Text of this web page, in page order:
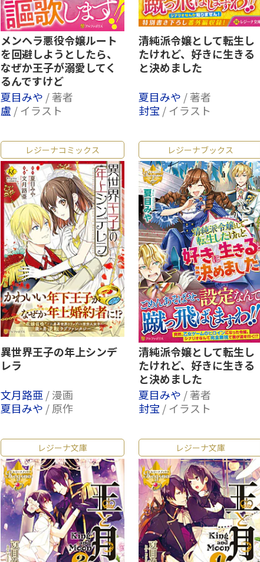
メンヘラ悪役令嬢ルート
を回避しようとしたら、
なぜか王子が溺愛してく
るんですけど
夏目みや / 著者
盧 / イラスト
清純派令嬢として転生し
たけれど、好きに生きる
と決めました
夏目みや / 著者
封宝/ イラスト
レジーナコミックス
異世界王子の年上シンデ
レラ
文月路亜/ 漫画
夏目みや / 原作
レジーナブックス
清純派令嬢として転生し
たけれど、好きに生きる
と決めました
夏目みや / 著者
封宝/ イラスト
レジーナ文庫 レジーナ文庫